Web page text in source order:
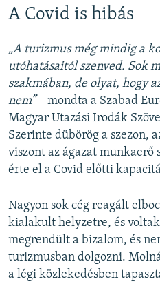
A Covid is hibás
„A turizmus még mindig a
utóhatásaitól szenved. Sok
szakmában, de olyat, hogy
nem”– mondta a Szabad
Magyar Utazási Irodák
Szerinte dübörög a szezon,
viszont az ágazat munkaerő
érte el a Covid előtti
Nagyon sok cég reagált
kialakult helyzetre, és
megrendült a bizalom, és
turizmusban dolgozni.
a légi közlekedésben